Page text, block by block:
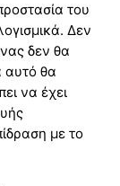
του
Δεν
δεν θα
αυτό θα
να έχει
με το